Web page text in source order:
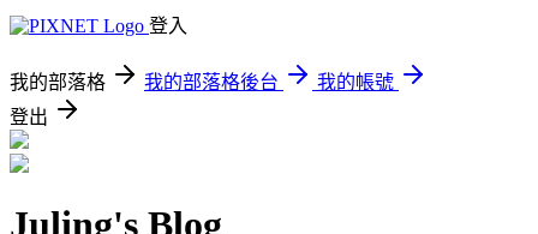
登入
我的部落格 我的部落格後台
我的帳號
登出
Juling's Blog